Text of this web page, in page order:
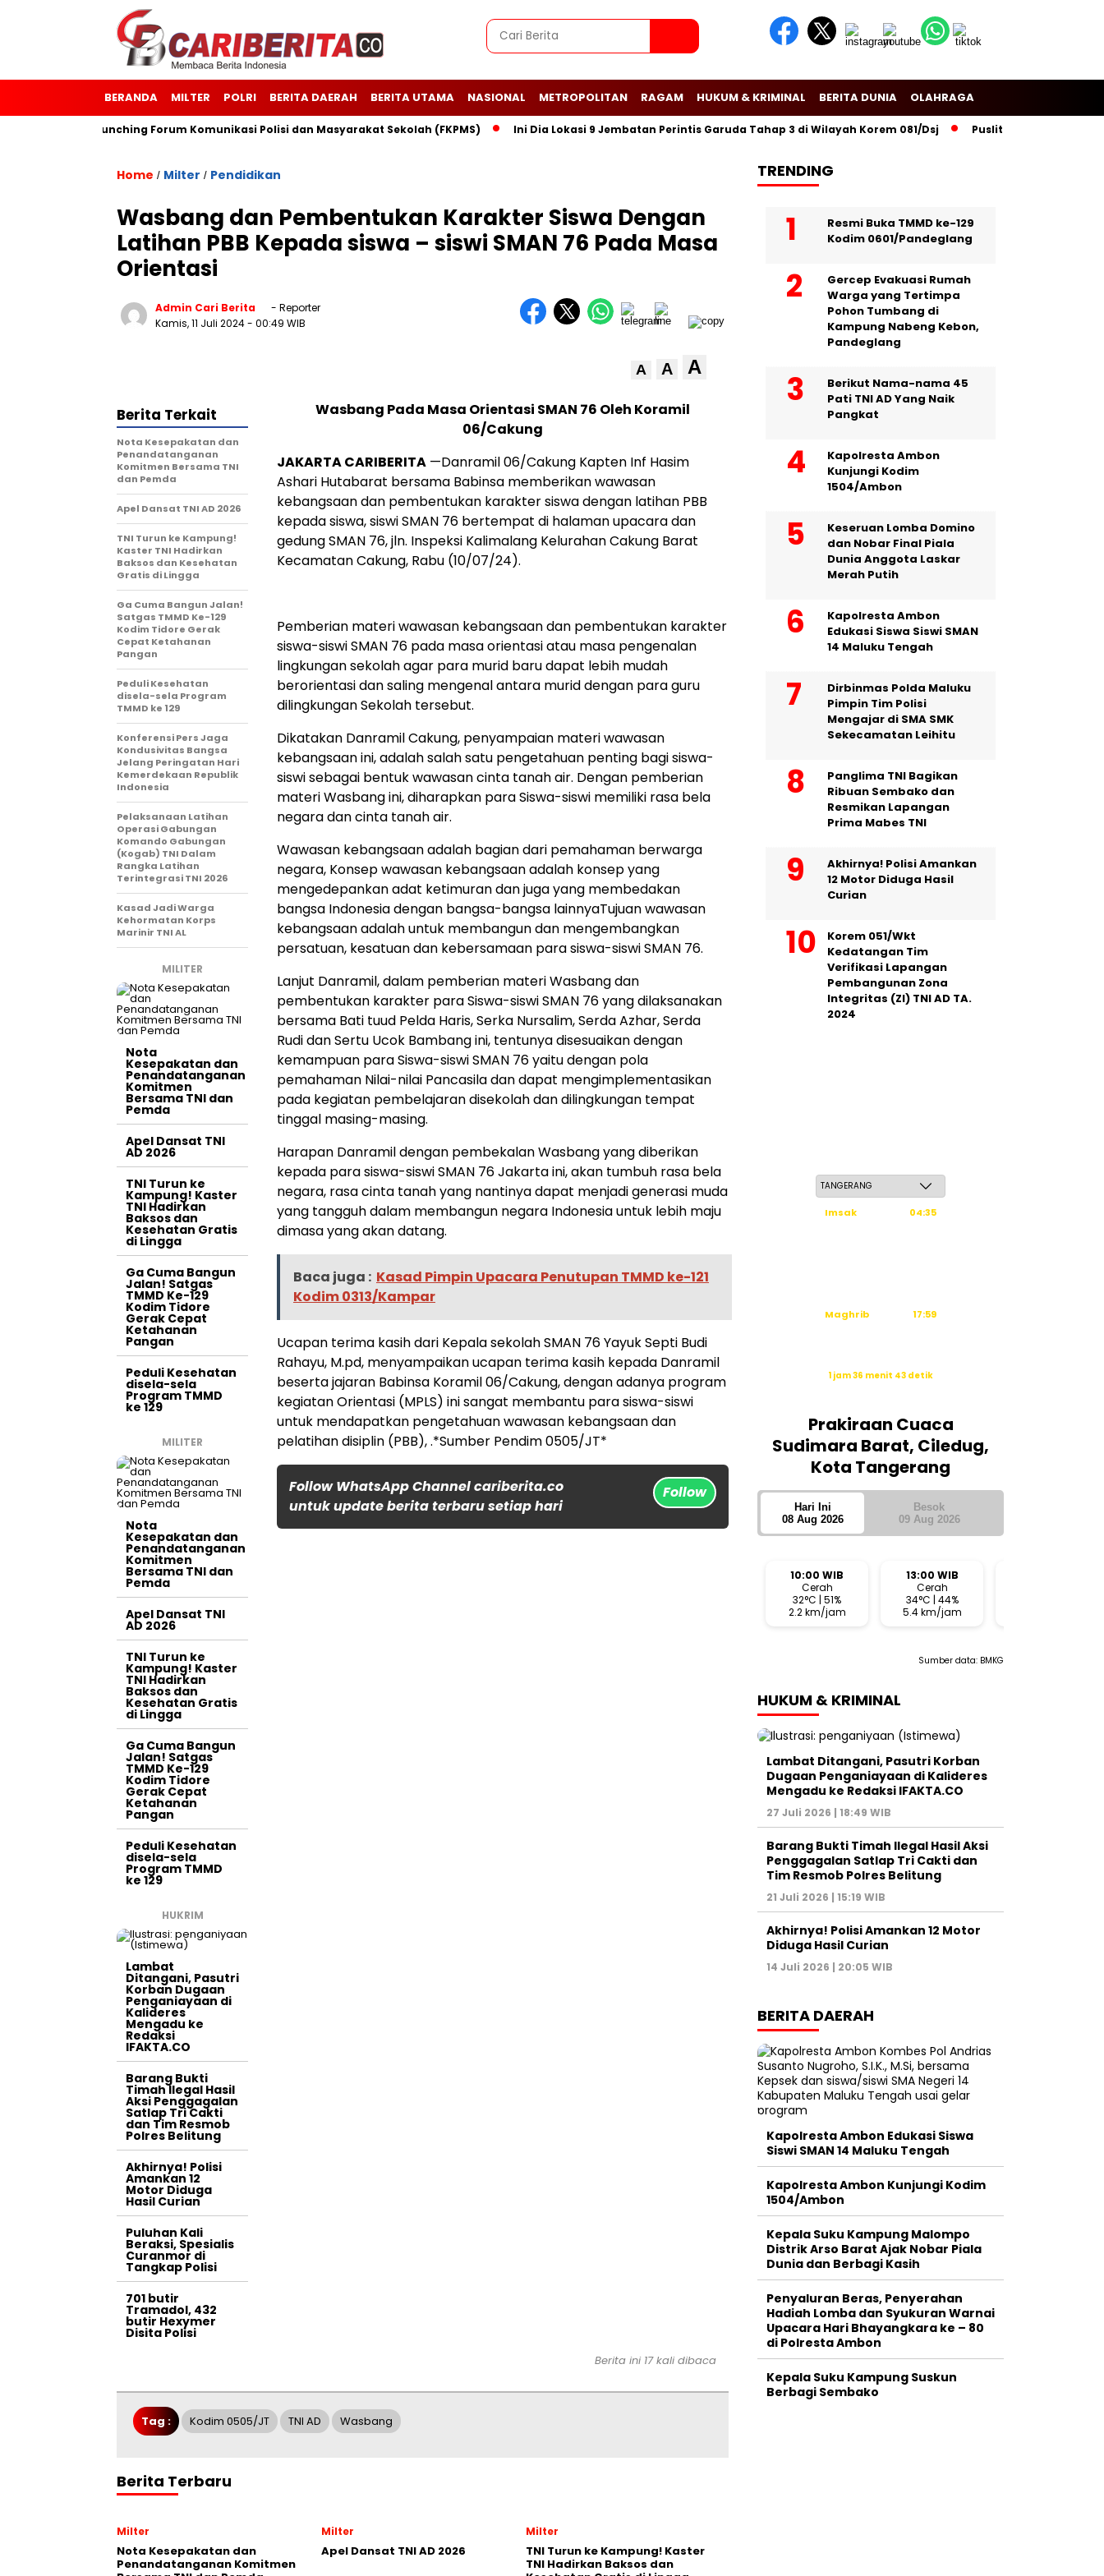
BERANDA MILTER POLRI BERITA DAERAH BERITA UTAMA NASIONAL METROPOLITAN RAGAM HUKUM & KRIMINAL BERITA DUNIA OLAHRAGA
Launching Forum Komunikasi Polisi dan Masyarakat Sekolah (FKPMS) Ini Dia Lokasi 9 Jembatan Perintis Garuda Tahap 3 di Wilayah Korem 081/Dsj Puslitbang Polri Lakukan
Home / Milter / Pendidikan
Wasbang dan Pembentukan Karakter Siswa Dengan
Latihan PBB Kepada siswa – siswi SMAN 76 Pada Masa
Orientasi
Admin Cari Berita
- Reporter
Kamis, 11 Juli 2024- 00:49 WIB
A A A
Wasbang Pada Masa Orientasi SMAN 76 Oleh Koramil
06/Cakung
JAKARTA CARIBERITA —Danramil 06/Cakung Kapten Inf Hasim
Ashari Hutabarat bersama Babinsa memberikan wawasan
kebangsaan dan pembentukan karakter siswa dengan latihan PBB
kepada siswa, siswi SMAN 76 bertempat di halaman upacara dan
gedung SMAN 76, jln. Inspeksi Kalimalang Kelurahan Cakung Barat
Kecamatan Cakung, Rabu (10/07/24).
Pemberian materi wawasan kebangsaan dan pembentukan karakter
siswa-siswi SMAN 76 pada masa orientasi atau masa pengenalan
lingkungan sekolah agar para murid baru dapat lebih mudah
berorientasi dan saling mengenal antara murid dengan para guru
dilingkungan Sekolah tersebut.
Dikatakan Danramil Cakung, penyampaian materi wawasan
kebangsaan ini, adalah salah satu pengetahuan penting bagi siswa-
siswi sebagai bentuk wawasan cinta tanah air. Dengan pemberian
materi Wasbang ini, diharapkan para Siswa-siswi memiliki rasa bela
negara dan cinta tanah air.
Wawasan kebangsaan adalah bagian dari pemahaman berwarga
negara, Konsep wawasan kebangsaan adalah konsep yang
mengedepankan adat ketimuran dan juga yang membedakan
bangsa Indonesia dengan bangsa-bangsa lainnyaTujuan wawasan
kebangsaan adalah untuk membangun dan mengembangkan
persatuan, kesatuan dan kebersamaan para siswa-siswi SMAN 76.
Lanjut Danramil, dalam pemberian materi Wasbang dan
pembentukan karakter para Siswa-siswi SMAN 76 yang dilaksanakan
bersama Bati tuud Pelda Haris, Serka Nursalim, Serda Azhar, Serda
Rudi dan Sertu Ucok Bambang ini, tentunya disesuaikan dengan
kemampuan para Siswa-siswi SMAN 76 yaitu dengan pola
pemahaman Nilai-nilai Pancasila dan dapat mengimplementasikan
pada kegiatan pembelajaran disekolah dan dilingkungan tempat
tinggal masing-masing.
Harapan Danramil dengan pembekalan Wasbang yang diberikan
kepada para siswa-siswi SMAN 76 Jakarta ini, akan tumbuh rasa bela
negara, rasa cinta tanah yang nantinya dapat menjadi generasi muda
yang tangguh dalam membangun negara Indonesia untuk lebih maju
dimasa yang akan datang.
Baca juga : Kasad Pimpin Upacara Penutupan TMMD ke-121
Kodim 0313/Kampar
Ucapan terima kasih dari Kepala sekolah SMAN 76 Yayuk Septi Budi
Rahayu, M.pd, menyampaikan ucapan terima kasih kepada Danramil
beserta jajaran Babinsa Koramil 06/Cakung, dengan adanya program
kegiatan Orientasi (MPLS) ini sangat membantu para siswa-siswi
untuk mendapatkan pengetahuan wawasan kebangsaan dan
pelatihan disiplin (PBB), .*Sumber Pendim 0505/JT*
Follow WhatsApp Channel cariberita.co
untuk update berita terbaru setiap hari
Follow
Berita Terkait
Nota Kesepakatan dan
Penandatanganan
Komitmen Bersama TNI
dan Pemda
Apel Dansat TNI AD 2026
TNI Turun ke Kampung!
Kaster TNI Hadirkan
Baksos dan Kesehatan
Gratis di Lingga
Ga Cuma Bangun Jalan!
Satgas TMMD Ke-129
Kodim Tidore Gerak
Cepat Ketahanan
Pangan
Peduli Kesehatan
disela-sela Program
TMMD ke 129
Konferensi Pers Jaga
Kondusivitas Bangsa
Jelang Peringatan Hari
Kemerdekaan Republik
Indonesia
Pelaksanaan Latihan
Operasi Gabungan
Komando Gabungan
(Kogab) TNI Dalam
Rangka Latihan
Terintegrasi TNI 2026
Kasad Jadi Warga
Kehormatan Korps
Marinir TNI AL
MILITER
Nota
Kesepakatan dan
Penandatanganan
Komitmen
Bersama TNI dan
Pemda
Apel Dansat TNI
AD 2026
TNI Turun ke
Kampung! Kaster
TNI Hadirkan
Baksos dan
Kesehatan Gratis
di Lingga
Ga Cuma Bangun
Jalan! Satgas
TMMD Ke-129
Kodim Tidore
Gerak Cepat
Ketahanan
Pangan
Peduli Kesehatan
disela-sela
Program TMMD
ke 129
MILITER
Nota
Kesepakatan dan
Penandatanganan
Komitmen
Bersama TNI dan
Pemda
Apel Dansat TNI
AD 2026
TNI Turun ke
Kampung! Kaster
TNI Hadirkan
Baksos dan
Kesehatan Gratis
di Lingga
Ga Cuma Bangun
Jalan! Satgas
TMMD Ke-129
Kodim Tidore
Gerak Cepat
Ketahanan
Pangan
Peduli Kesehatan
disela-sela
Program TMMD
ke 129
HUKRIM
Lambat
Ditangani, Pasutri
Korban Dugaan
Penganiayaan di
Kalideres
Mengadu ke
Redaksi
IFAKTA.CO
Barang Bukti
Timah Ilegal Hasil
Aksi Penggagalan
Satlap Tri Cakti
dan Tim Resmob
Polres Belitung
Akhirnya! Polisi
Amankan 12
Motor Diduga
Hasil Curian
Puluhan Kali
Beraksi, Spesialis
Curanmor di
Tangkap Polisi
701 butir
Tramadol, 432
butir Hexymer
Disita Polisi
Berita ini 17 kali dibaca
Tag : Kodim 0505/JT TNI AD Wasbang
Berita Terbaru
Milter
Nota Kesepakatan dan
Penandatanganan Komitmen
Milter
Apel Dansat TNI AD 2026
Milter
TNI Turun ke Kampung! Kaster
TNI Hadirkan Baksos dan
TRENDING
Resmi Buka TMMD ke-129
Kodim 0601/Pandeglang
Gercep Evakuasi Rumah
Warga yang Tertimpa
Pohon Tumbang di
Kampung Nabeng Kebon,
Pandeglang
Berikut Nama-nama 45
Pati TNI AD Yang Naik
Pangkat
Kapolresta Ambon
Kunjungi Kodim
1504/Ambon
Keseruan Lomba Domino
dan Nobar Final Piala
Dunia Anggota Laskar
Merah Putih
Kapolresta Ambon
Edukasi Siswa Siswi SMAN
14 Maluku Tengah
Dirbinmas Polda Maluku
Pimpin Tim Polisi
Mengajar di SMA SMK
Sekecamatan Leihitu
Panglima TNI Bagikan
Ribuan Sembako dan
Resmikan Lapangan
Prima Mabes TNI
Akhirnya! Polisi Amankan
12 Motor Diduga Hasil
Curian
Korem 051/Wkt
Kedatangan Tim
Verifikasi Lapangan
Pembangunan Zona
Integritas (ZI) TNI AD TA.
2024
Imsak
04:35
Maghrib
17:59
1 jam 36 menit 42 detik
Prakiraan Cuaca
Sudimara Barat, Ciledug,
Kota Tangerang
Hari Ini
08 Aug 2026
Besok
09 Aug 2026
10:00 WIB
Cerah
32°C | 51%
2.2 km/jam
13:00 WIB
Cerah
34°C | 44%
5.4 km/jam
Sumber data: BMKG
HUKUM & KRIMINAL
Lambat Ditangani, Pasutri Korban
Dugaan Penganiayaan di Kalideres
Mengadu ke Redaksi IFAKTA.CO
27 Juli 2026 | 18:49 WIB
Barang Bukti Timah Ilegal Hasil Aksi
Penggagalan Satlap Tri Cakti dan
Tim Resmob Polres Belitung
21 Juli 2026 | 15:19 WIB
Akhirnya! Polisi Amankan 12 Motor
Diduga Hasil Curian
14 Juli 2026 | 20:05 WIB
BERITA DAERAH
Kapolresta Ambon Edukasi Siswa
Siswi SMAN 14 Maluku Tengah
Kapolresta Ambon Kunjungi Kodim
1504/Ambon
Kepala Suku Kampung Malompo
Distrik Arso Barat Ajak Nobar Piala
Dunia dan Berbagi Kasih
Penyaluran Beras, Penyerahan
Hadiah Lomba dan Syukuran Warnai
Upacara Hari Bhayangkara ke – 80
di Polresta Ambon
Kepala Suku Kampung Suskun
Berbagi Sembako